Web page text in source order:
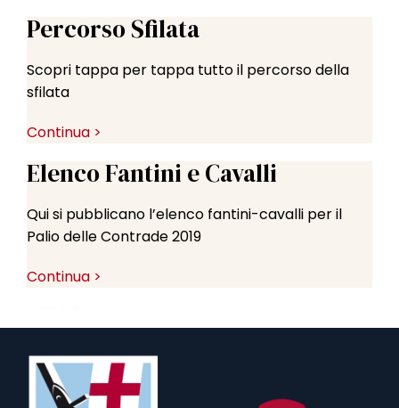
Percorso Sfilata
Scopri tappa per tappa tutto il percorso della
sfilata
Continua >
Elenco Fantini e Cavalli
Qui si pubblicano l’elenco fantini-cavalli per il
Palio delle Contrade 2019
Continua >